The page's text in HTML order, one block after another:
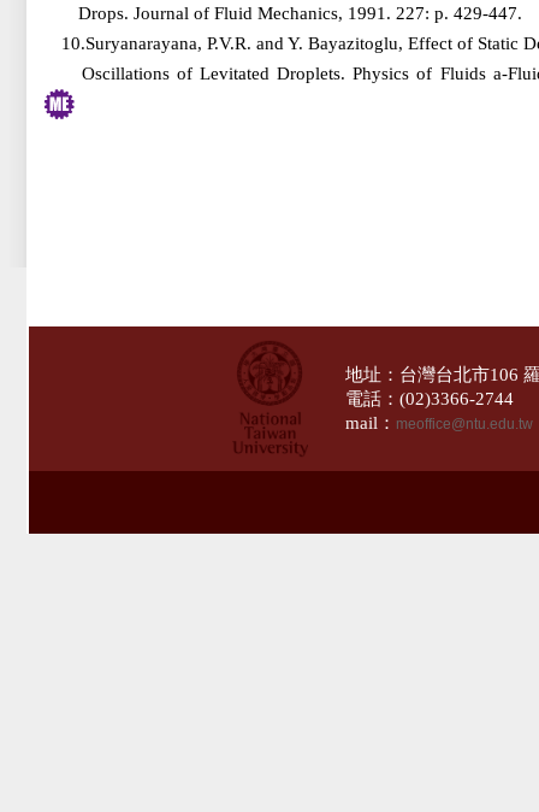
Drops. Journal of Fluid Mechanics, 1991. 227: p. 429-447.
10.Suryanarayana, P.V.R. and Y. Bayazitoglu, Effect of Static
Oscillations of Levitated Droplets. Physics of Fluids a-
地址：台灣台北市106
電話：(02)3366-
mail： meoffice@ntu.edu.tw